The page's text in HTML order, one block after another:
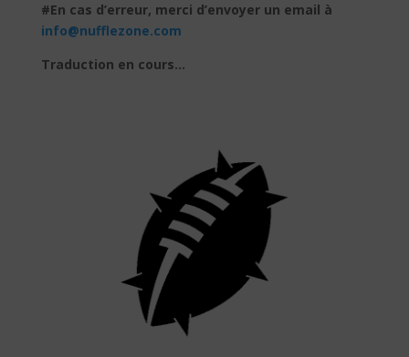
#En cas d’erreur, merci d’envoyer un email à
info@nufflezone.com
Traduction en cours…